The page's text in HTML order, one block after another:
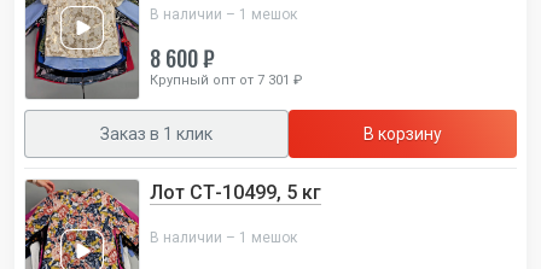
В наличии – 1 мешок
8 600 ₽
Крупный опт от 7 301 ₽
Заказ в 1 клик В корзину
Лот СТ-10499, 5 кг
В наличии – 1 мешок